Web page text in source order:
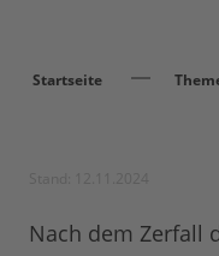
Startseite
Nach dem Zerfall